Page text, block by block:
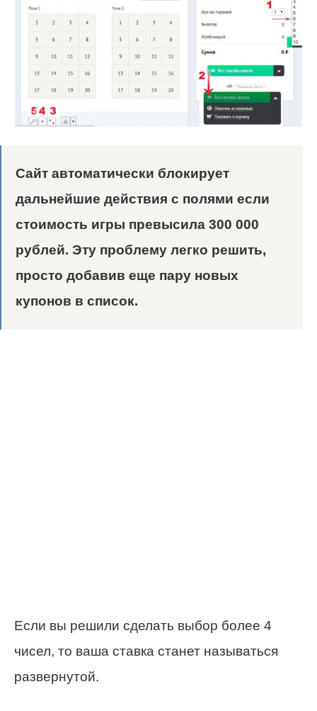
Сайт автоматически блокирует
дальнейшие действия с полями если
стоимость игры превысила 300 000
рублей. Эту проблему легко решить,
просто добавив еще пару новых
купонов в список.
Если вы решили сделать выбор более 4
чисел, то ваша ставка станет называться
развернутой.